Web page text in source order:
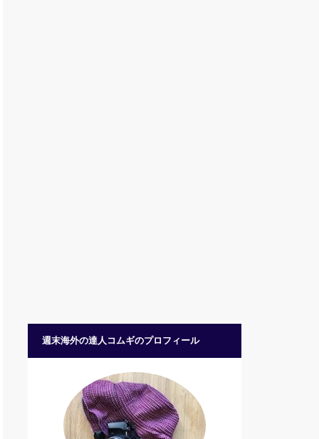
週末海外の達人コムギのプロフィール